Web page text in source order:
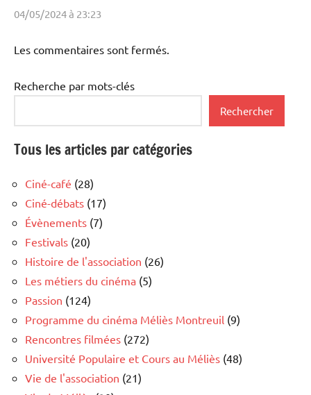
04/05/2024 à 23:23
Les commentaires sont fermés.
Recherche par mots-clés
Rechercher
Tous les articles par catégories
Ciné-café (28)
Ciné-débats (17)
Évènements (7)
Festivals (20)
Histoire de l'association (26)
Les métiers du cinéma (5)
Passion (124)
Programme du cinéma Méliès Montreuil (9)
Rencontres filmées (272)
Université Populaire et Cours au Méliès (48)
Vie de l'association (21)